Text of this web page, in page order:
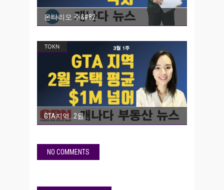
온타리오 주&#82
TOKN
GTA지역…2월
NO COMMENTS